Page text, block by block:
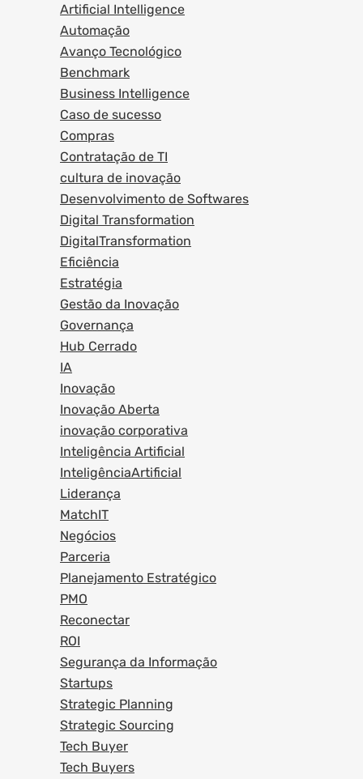
Artificial Intelligence
Automação
Avanço Tecnológico
Benchmark
Business Intelligence
Caso de sucesso
Compras
Contratação de TI
cultura de inovação
Desenvolvimento de Softwares
Digital Transformation
DigitalTransformation
Eficiência
Estratégia
Gestão da Inovação
Governança
Hub Cerrado
IA
Inovação
Inovação Aberta
inovação corporativa
Inteligência Artificial
InteligênciaArtificial
Liderança
MatchIT
Negócios
Parceria
Planejamento Estratégico
PMO
Reconectar
ROI
Segurança da Informação
Startups
Strategic Planning
Strategic Sourcing
Tech Buyer
Tech Buyers